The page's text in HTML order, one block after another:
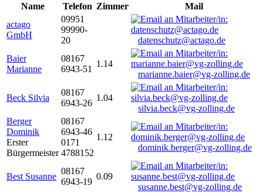
Name
Telefon Zimmer
Mail
actago
GmbH
09951
99990-
20
datenschutz@actago.de
Baier
Marianne
08167
6943-51
1.14
marianne.baier@vg-zolling.de
Beck Silvia
08167
6943-26
1.04
silvia.beck@vg-zolling.de
Berger
Dominik
Erster
Bürgermeister
08167
6943-46
0171
4788152
1.12
dominik.berger@vg-zolling.de
Best Susanne
08167
6943-19
0.09
susanne.best@vg-zolling.de